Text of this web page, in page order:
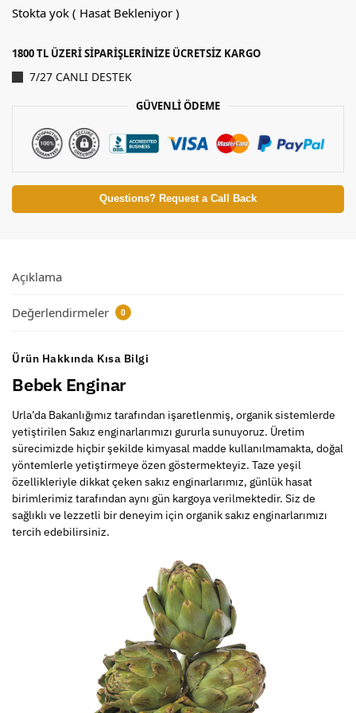
Stokta yok ( Hasat Bekleniyor )
1800 TL ÜZERİ SİPARİŞLERİNİZE ÜCRETSİZ KARGO
7/27 CANLI DESTEK
GÜVENLİ ÖDEME
Questions? Request a Call Back
Açıklama
Değerlendirmeler 0
Ürün Hakkında Kısa Bilgi
Bebek Enginar
Urla’da Bakanlığımız tarafından işaretlenmiş, organik sistemlerde
yetiştirilen Sakız enginarlarımızı gururla sunuyoruz. Üretim
sürecimizde hiçbir şekilde kimyasal madde kullanılmamakta, doğal
yöntemlerle yetiştirmeye özen göstermekteyiz. Taze yeşil
özellikleriyle dikkat çeken sakız enginarlarımız, günlük hasat
birimlerimiz tarafından aynı gün kargoya verilmektedir. Siz de
sağlıklı ve lezzetli bir deneyim için organik sakız enginarlarımızı
tercih edebilirsiniz.